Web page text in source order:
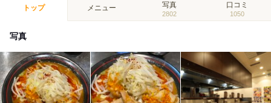
トップ メニュー 写真
2802
口コミ
1050
写真